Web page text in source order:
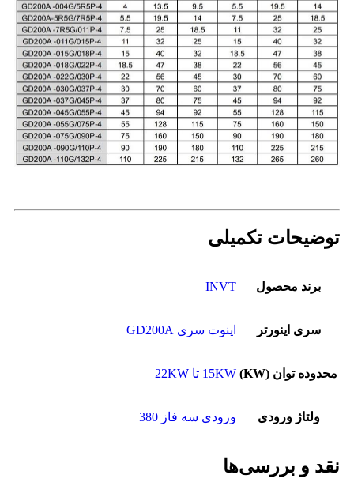
توضیحات تکمیلی
برند محصول INVT
سری اینورتر اینوت سری GD200A
محدوده توان (KW) 15KW تا 22KW
ولتاژ ورودی ورودی سه فاز 380
نقد و بررسی‌ها